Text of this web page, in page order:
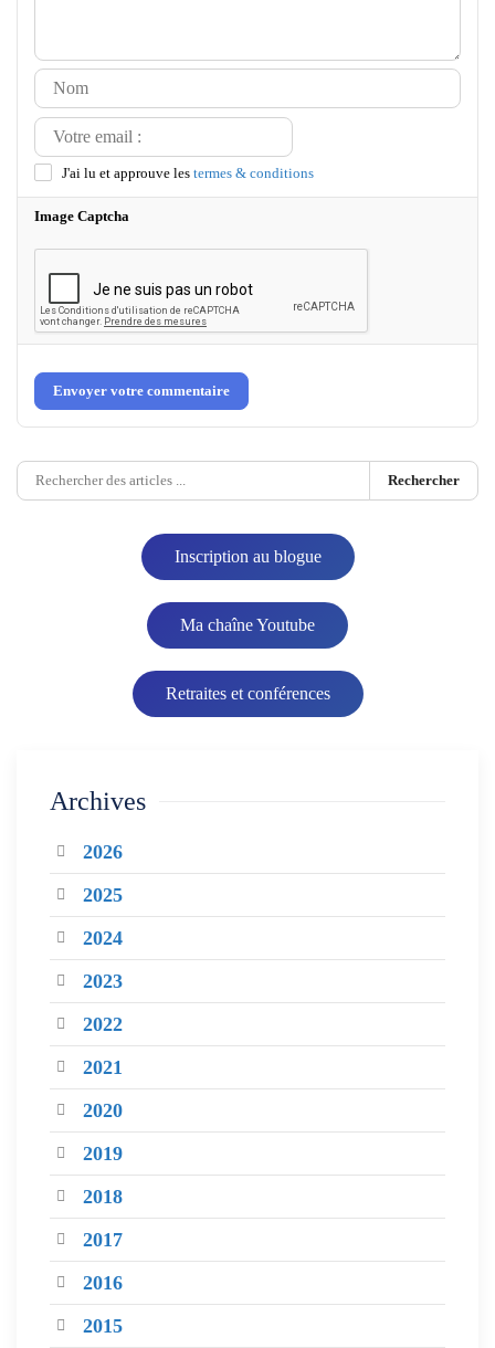
J'ai lu et approuve les termes & conditions
Image Captcha
Envoyer votre commentaire
Rechercher
Inscription au blogue
Ma chaîne Youtube
Retraites et conférences
Archives
2026
2025
2024
2023
2022
2021
2020
2019
2018
2017
2016
2015